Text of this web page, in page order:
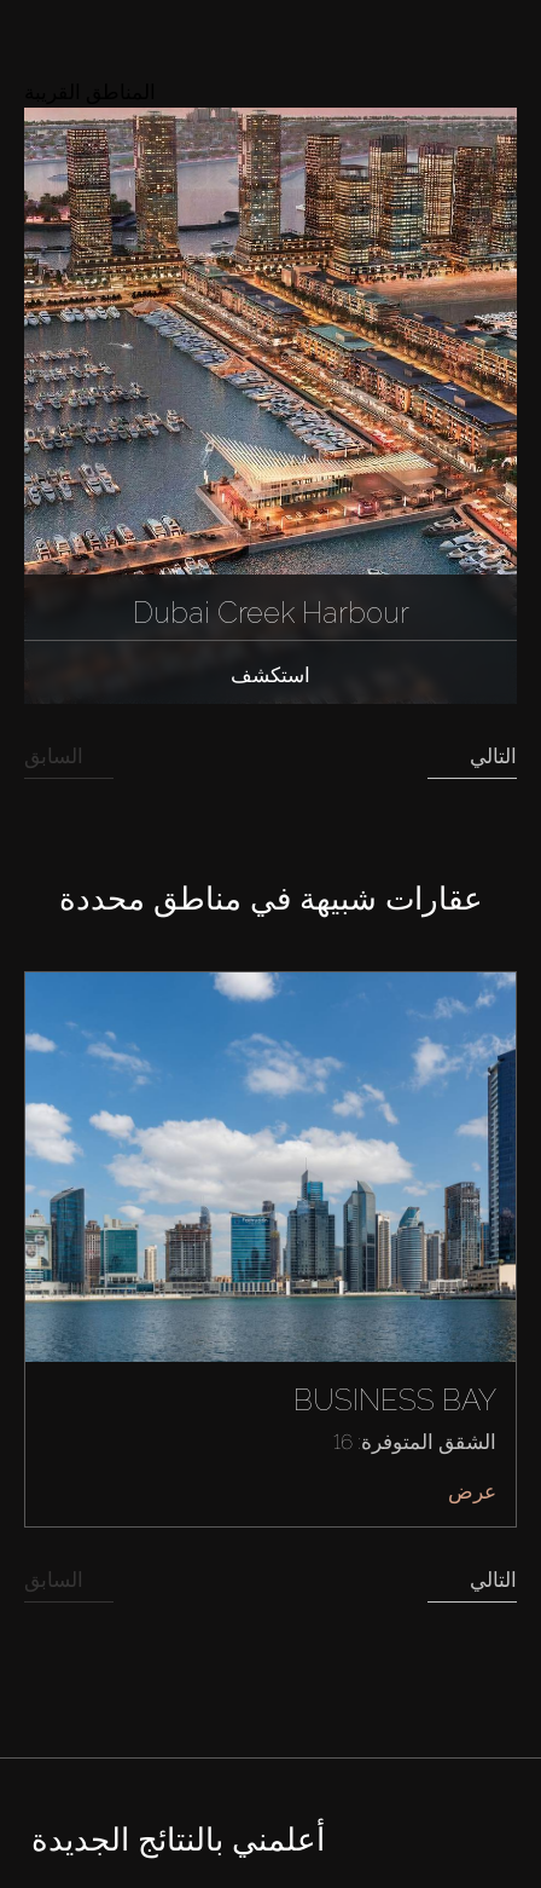
شراء
Dubai Creek Harbour
استكشف
السابق التالي
عقارات شبيهة في مناطق محددة
BUSINESS BAY
الشقق المتوفرة: 16
عرض
السابق التالي
أعلمني بالنتائج الجديدة